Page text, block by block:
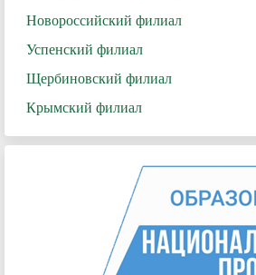
Новороссийский филиал
Успенский филиал
Щербиновский филиал
Крымский филиал